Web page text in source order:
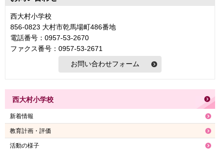
西大村小学校
856-0823 大村市乾馬場町486番地
電話番号：0957-53-2670
ファクス番号：0957-53-2671
西大村小学校
新着情報
教育計画・評価
活動の様子